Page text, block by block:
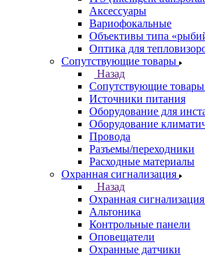
Аксессуары
Вариофокальные
Объективы типа
Оптика для
Сопутствующие товары
Назад
Сопутствующие товары
Источники питания
Оборудование для
Оборудование
Провода
Разъемы/переходники
Расходные материалы
Охранная сигнализация
Назад
Охранная сигнализация
Альтоника
Контрольные панели
Оповещатели
Охранные датчики